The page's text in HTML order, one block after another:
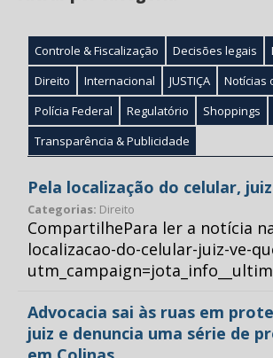
Controle & Fiscalização Decisões legais
Direito
Internacional JUSTIÇA
Notícias
Polícia Federal
Regulatório Shoppings
Transparência & Publicidade
Pela localização do celular,
Categorias: Direito
CompartilhePara ler a notícia
localizacao-do-celular-juiz-ve-
Advocacia sai às ruas em
juiz e denuncia uma série de